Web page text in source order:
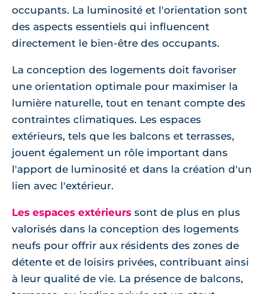
occupants. La luminosité et l'orientation sont
des aspects essentiels qui influencent
directement le bien-être des occupants.
La conception des logements doit favoriser
une orientation optimale pour maximiser la
lumière naturelle, tout en tenant compte des
contraintes climatiques. Les espaces
extérieurs, tels que les balcons et terrasses,
jouent également un rôle important dans
l'apport de luminosité et dans la création d'un
lien avec l'extérieur.
Les espaces extérieurs sont de plus en plus
valorisés dans la conception des logements
neufs pour offrir aux résidents des zones de
détente et de loisirs privées, contribuant ainsi
à leur qualité de vie. La présence de balcons,